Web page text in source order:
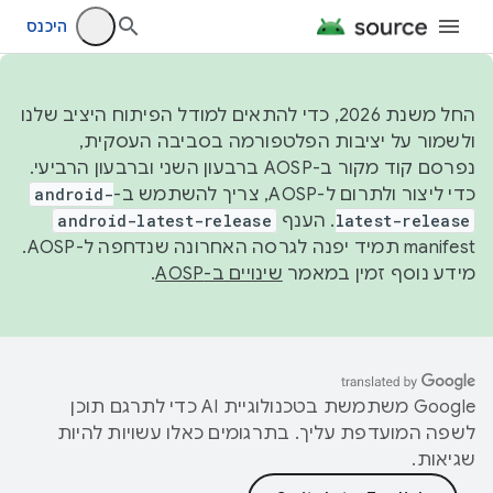
היכנס
החל משנת 2026, כדי להתאים למודל הפיתוח היציב שלנו
ולשמור על יציבות הפלטפורמה בסביבה העסקית,
נפרסם קוד מקור ב-AOSP ברבעון השני וברבעון הרביעי.
כדי ליצור ולתרום ל-AOSP, צריך להשתמש ב-
android-
latest-release. הענף android-latest-release
manifest תמיד יפנה לגרסה האחרונה שנדחפה ל-AOSP.
מידע נוסף זמין במאמר שינויים ב-AOSP .
‫Google משתמשת בטכנולוגיית AI כדי לתרגם תוכן
לשפה המועדפת עליך. בתרגומים כאלו עשויות להיות
שגיאות.